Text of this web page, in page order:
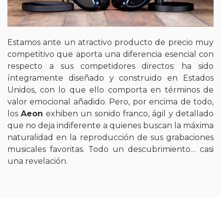
Estamos ante un atractivo producto de precio muy
competitivo que aporta una diferencia esencial con
respecto a sus competidores directos: ha sido
íntegramente diseñado y construido en Estados
Unidos, con lo que ello comporta en términos de
valor emocional añadido. Pero, por encima de todo,
losAeon exhiben un sonido franco, ágil y detallado
que no deja indiferente a quienes buscan la máxima
naturalidad en la reproducción de sus grabaciones
musicales favoritas. Todo un descubrimiento… casi
una revelación.